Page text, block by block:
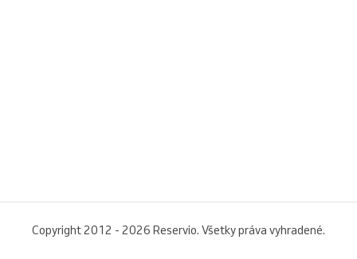
Copyright 2012 - 2026 Reservio. Všetky práva vyhradené.